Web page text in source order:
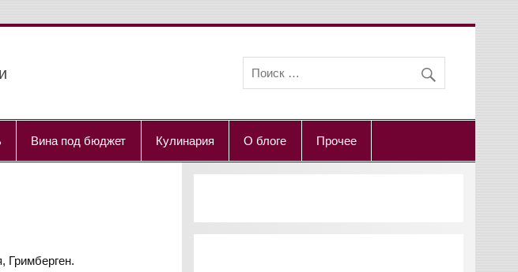
Вина под бюджет Кулинария О блоге Прочее
Гримберген.